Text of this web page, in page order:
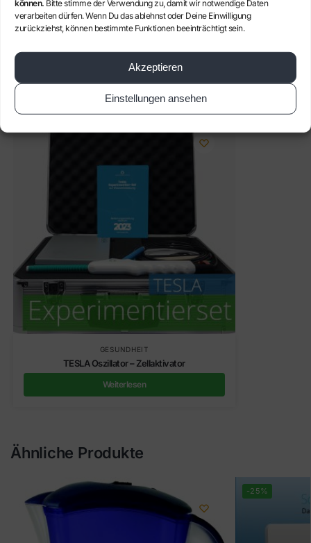
können. Bitte stimme der Verwendung zu, damit wir notwendige Daten
verarbeiten dürfen. Wenn Du das ablehnst oder Deine Einwilligung
zurückziehst, können bestimmte Funktionen beeinträchtigt sein.
Akzeptieren
Einstellungen ansehen
Kategorie: Gesundheit
Schlagwörter: alternative Gesundheitsmethoden
Verwandte Produkte
GESUNDHEIT
TESLA Oszillator – Zellaktivator
Weiterlesen
Ähnliche Produkte
-25%